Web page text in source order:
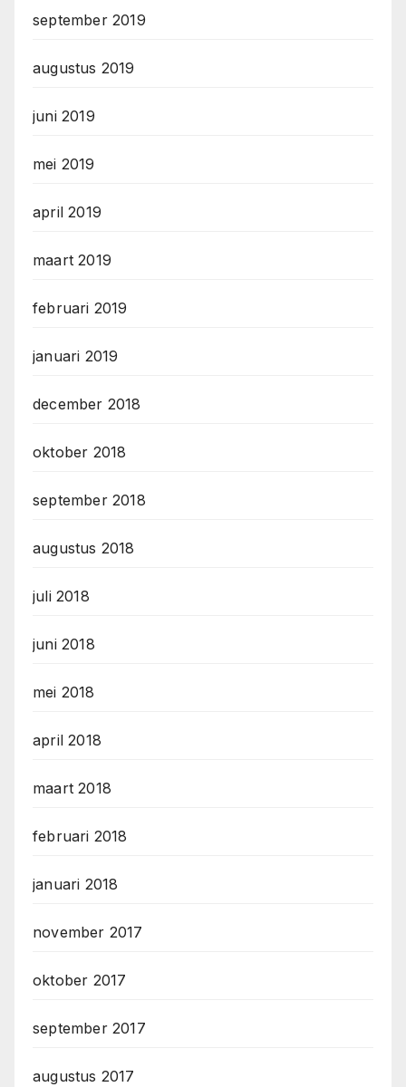
september 2019
augustus 2019
juni 2019
mei 2019
april 2019
maart 2019
februari 2019
januari 2019
december 2018
oktober 2018
september 2018
augustus 2018
juli 2018
juni 2018
mei 2018
april 2018
maart 2018
februari 2018
januari 2018
november 2017
oktober 2017
september 2017
augustus 2017